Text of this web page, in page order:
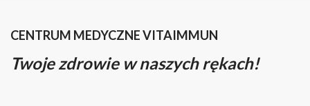
CENTRUM MEDYCZNE VITAIMMUN
Twoje zdrowie w naszych rękach!